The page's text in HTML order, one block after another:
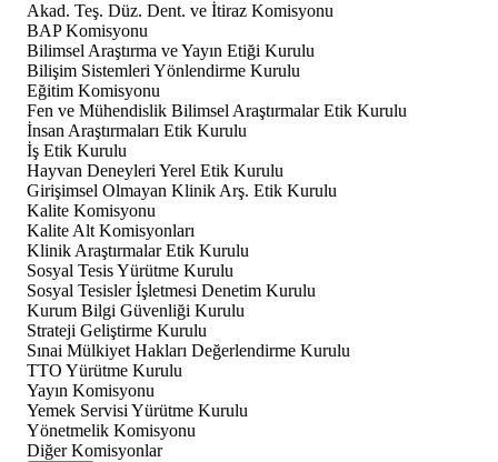
Akad. Teş. Düz. Dent. ve İtiraz Komisyonu
BAP Komisyonu
Bilimsel Araştırma ve Yayın Etiği Kurulu
Bilişim Sistemleri Yönlendirme Kurulu
Eğitim Komisyonu
Fen ve Mühendislik Bilimsel Araştırmalar Etik Kurulu
İnsan Araştırmaları Etik Kurulu
İş Etik Kurulu
Hayvan Deneyleri Yerel Etik Kurulu
Girişimsel Olmayan Klinik Arş. Etik Kurulu
Kalite Komisyonu
Kalite Alt Komisyonları
Klinik Araştırmalar Etik Kurulu
Sosyal Tesis Yürütme Kurulu
Sosyal Tesisler İşletmesi Denetim Kurulu
Kurum Bilgi Güvenliği Kurulu
Strateji Geliştirme Kurulu
Sınai Mülkiyet Hakları Değerlendirme Kurulu
TTO Yürütme Kurulu
Yayın Komisyonu
Yemek Servisi Yürütme Kurulu
Yönetmelik Komisyonu
Diğer Komisyonlar